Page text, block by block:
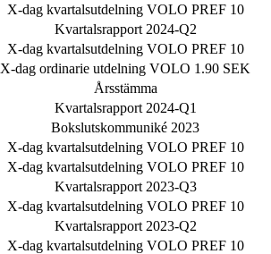
X-dag kvartalsutdelning VOLO PREF 10
Kvartalsrapport 2024-Q2
X-dag kvartalsutdelning VOLO PREF 10
X-dag ordinarie utdelning VOLO 1.90 SEK
Årsstämma
Kvartalsrapport 2024-Q1
Bokslutskommuniké 2023
X-dag kvartalsutdelning VOLO PREF 10
X-dag kvartalsutdelning VOLO PREF 10
Kvartalsrapport 2023-Q3
X-dag kvartalsutdelning VOLO PREF 10
Kvartalsrapport 2023-Q2
X-dag kvartalsutdelning VOLO PREF 10